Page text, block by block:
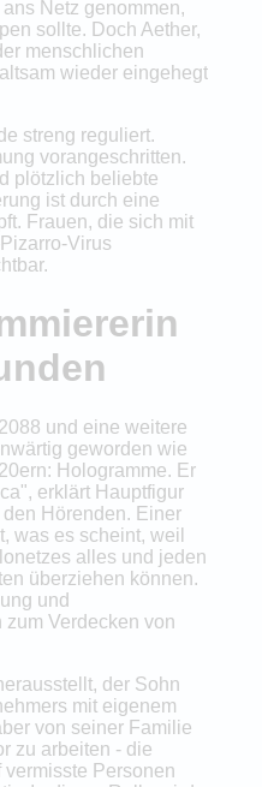
Netz genommen,
sollte. Doch Aether,
menschlichen
wieder eingehegt
streng reguliert.
vorangeschritten.
plötzlich beliebte
ist durch eine
Frauen, die sich mit
Virus
und eine weitere
geworden wie
Hologramme. Er
erklärt Hauptfigur
Hörenden. Einer
was es scheint, weil
alles und jeden
überziehen können.
und
Verdecken von
der Sohn
mit eigenem
von seiner Familie
zu arbeiten - die
Personen